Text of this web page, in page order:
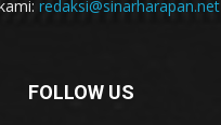
redaksi@sinarharapan.net
FOLLOW US